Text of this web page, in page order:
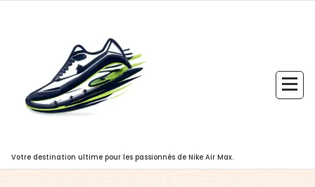
Votre destination ultime pour les passionnés de Nike Air Max.